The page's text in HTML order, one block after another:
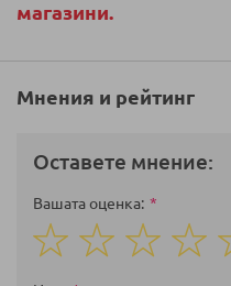
магазини.
Мнения и рейтинг
Оставете мнение:
Вашата оценка